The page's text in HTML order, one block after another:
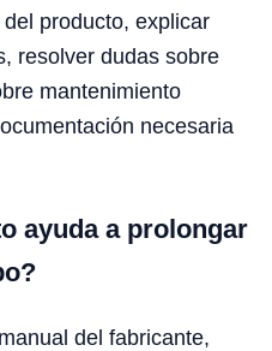
producto, explicar
resolver dudas sobre
mantenimiento
necesaria
ayuda a prolongar
del fabricante,